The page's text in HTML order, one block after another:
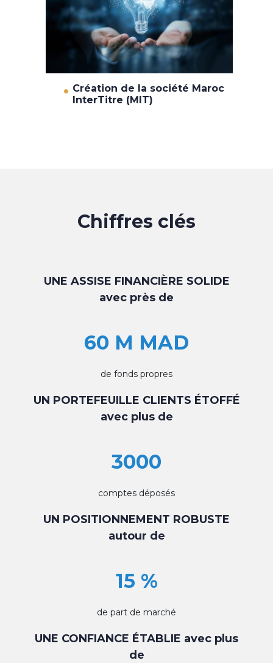
Création de la société Maroc
InterTitre (MIT)
Chiffres clés
UNE ASSISE FINANCIÈRE SOLIDE
avec près de
60 M MAD
de fonds propres
UN PORTEFEUILLE CLIENTS ÉTOFFÉ
avec plus de
3000
comptes déposés
UN POSITIONNEMENT ROBUSTE
autour de
15 %
de part de marché
UNE CONFIANCE ÉTABLIE avec plus
de